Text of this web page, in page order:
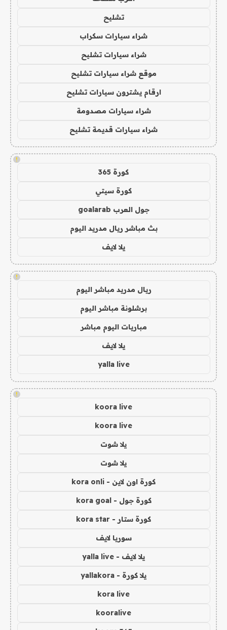
تشليح
شراء سيارات سكراب
شراء سيارات تشليح
موقع شراء سيارات تشليح
ارقام يشترون سيارات تشليح
شراء سيارات مصدومة
شراء سيارات قديمة تشليح
!
كورة 365
كورة سيتي
جول العرب goalarab
بث مباشر ريال مدريد اليوم
يلا لايف
!
ريال مدريد مباشر اليوم
برشلونة مباشر اليوم
مباريات اليوم مباشر
يلا لايف
yalla live
!
koora live
koora live
يلا شوت
يلا شوت
كورة اون لاين - kora onli
كورة جول - kora goal
كورة ستار - kora star
سوريا لايف
يلا لايف - yalla live
يلا كورة - yallakora
kora live
kooralive